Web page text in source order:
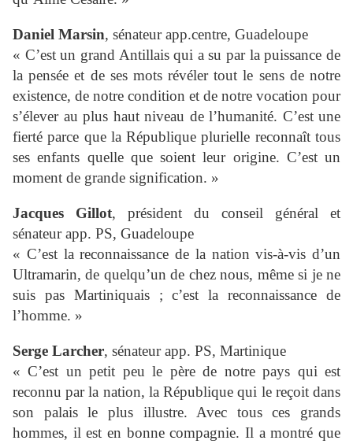
Daniel Marsin, sénateur app.centre, Guadeloupe
« C’est un grand Antillais qui a su par la puissance de
la pensée et de ses mots révéler tout le sens de notre
existence, de notre condition et de notre vocation pour
s’élever au plus haut niveau de l’humanité. C’est une
fierté parce que la République plurielle reconnaît tous
ses enfants quelle que soient leur origine. C’est un
moment de grande signification. »
Jacques Gillot, président du conseil général et
sénateur app. PS, Guadeloupe
« C’est la reconnaissance de la nation vis-à-vis d’un
Ultramarin, de quelqu’un de chez nous, même si je ne
suis pas Martiniquais ; c’est la reconnaissance de
l’homme. »
Serge Larcher, sénateur app. PS, Martinique
« C’est un petit peu le père de notre pays qui est
reconnu par la nation, la République qui le reçoit dans
son palais le plus illustre. Avec tous ces grands
hommes, il est en bonne compagnie. Il a montré que